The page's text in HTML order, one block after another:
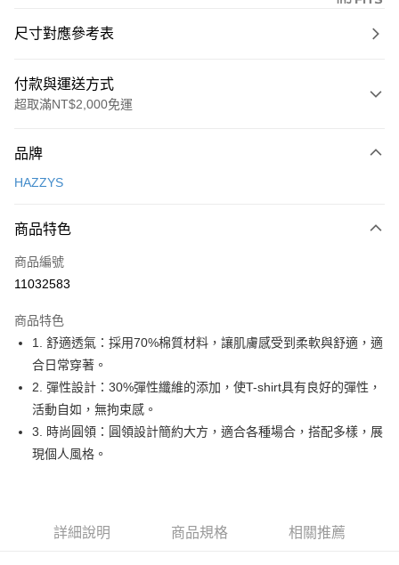
尺寸對應參考表
付款與運送方式
超取滿NT$2,000免運
信用卡一次付款
LINE Pay
Apple Pay
悠遊付
大哥付你分期
相關說明
【大哥付你分期使用說明】
1.本服務由台灣大哥大提供，台灣大哥大用戶可立即使用無須另外申請。
2.付款方式選擇「大哥付你分期」，訂單成立後會自動跳轉到大哥付的交易
流程，驗證手機門號後，選擇欲分期的期數、繳款截止日，確認付款後即完
法說明評估內容。
AFTEE先享後付
相關說明
【關於「AFTEE先享後付」】
２．便利：只要手機號碼，簡訊認證，即可結帳。
３．安心：先確認商品／服務後，再付款。
品牌
HAZZYS
商品特色
商品編號
11032583
商品特色
1. 舒適透氣：採用70%棉質材料，讓肌膚感受到柔軟與舒適，適
合日常穿著。
2. 彈性設計：30%彈性纖維的添加，使T-shirt具有良好的彈性，
活動自如，無拘束感。
3. 時尚圓領：圓領設計簡約大方，適合各種場合，搭配多樣，展
現個人風格。
詳細說明 商品規格 相關推薦